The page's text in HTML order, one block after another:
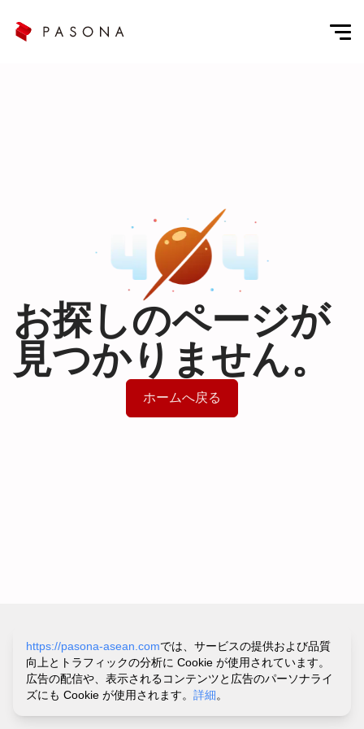
https://pasona-asean.comでは、サービスの提供および品質
向上とトラフィックの分析に Cookie が使用されています。
広告の配信や、表示されるコンテンツと広告のパーソナライ
ズにも Cookie が使用されます。 詳細。
お探しのページが
見つかりません。
ホームへ戻る
サイトポリシー&プライバシーポリシー
利用規約
お問い合わせ・ヘルプ
© PASONA VIETNAM CO.,LTD.